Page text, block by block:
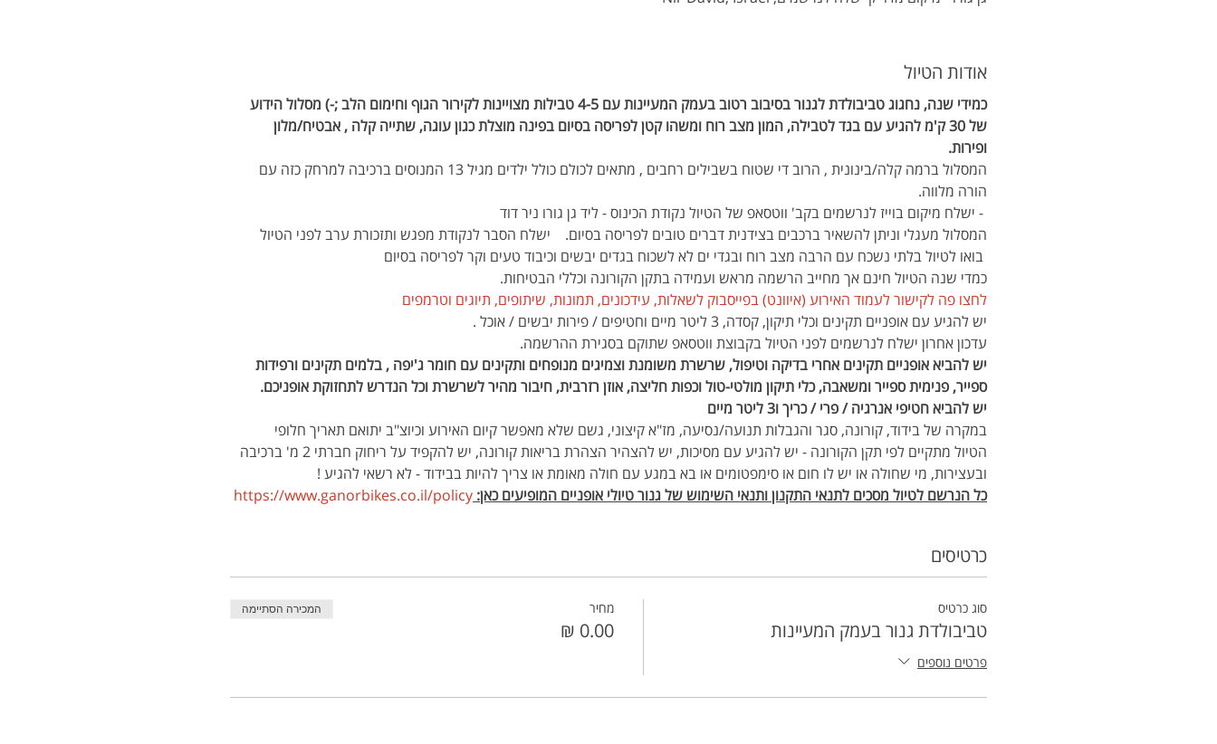
אודות הטיול
כמידי שנה, נחגוג טביבולדת לגנור בסיבוב רטוב בעמק המעיינות עם 4-5 טבילות מצויינות לקירור הגוף וחימום הלב ;-) מסלול הידוע
של 30 ק'מ להגיע עם בגד לטבילה, המון מצב רוח ומשהו קטן לפריסה בסיום בפינה מוצלת כגון עוגה, שתייה קלה , אבטיח/מלון
ופירות.
המסלול ברמה קלה/בינונית , הרוב די שטוח בשבילים רחבים , מתאים לכולם כולל ילדים מגיל 13 המנוסים ברכיבה למרחק כזה עם
הורה מלווה.
- ישלח מיקום בוייז לנרשמים בקב' ווטסאפ של הטיול נקודת הכינוס - ליד גן גורו ניר דוד
המסלול מעגלי וניתן להשאיר ברכבים בצידנית דברים טובים לפריסה בסיום.    ישלח הסבר לנקודת מפגש ותזכורת ערב לפני הטיול
בואו לטיול בלתי נשכח עם הרבה מצב רוח ובגדי ים לא לשכוח בגדים יבשים וכיבוד טעים וקר לפריסה בסיום
כמדי שנה הטיול חינם אך מחייב הרשמה מראש ועמידה בתקן הקורונה וכללי הבטיחות.
לחצו פה לקישור לעמוד האירוע (איוונט) בפייסבוק לשאלות, עידכונים, תמונות, שיתופים, תיוגים וטרמפים
יש להגיע עם אופניים תקינים וכלי תיקון, קסדה, 3 ליטר מיים וחטיפים / פירות יבשים / אוכל .
עדכון אחרון ישלח לנרשמים לפני הטיול בקבוצת ווטסאפ שתוקם בסגירת ההרשמה.
יש להביא אופניים תקינים אחרי בדיקה וטיפול, שרשרת משומנת וצמיגים מנופחים ותקינים עם חומר ג'יפה , בלמים תקינים ורפידות
ספייר, פנימית ספייר ומשאבה, כלי תיקון מולטי-טול וכפות חליצה, אוזן רזרבית, חיבור מהיר לשרשרת וכל הנדרש לתחזוקת אופניכם.
יש להביא חטיפי אנרגיה / פרי / כריך ו3 ליטר מיים
במקרה של בידוד, קורונה, סגר והגבלות תנועה/נסיעה, מז"א קיצוני, גשם שלא מאפשר קיום האירוע וכיוצ"ב יתואם תאריך חלופי
הטיול מתקיים לפי תקן הקורונה - יש להגיע עם מסיכות, יש להצהיר הצהרת בריאות קורונה, יש להקפיד על ריחוק חברתי 2 מ' ברכיבה
ובעצירות, מי שחולה או יש לו חום או סימפטומים או בא במגע עם חולה מאומת או צריך להיות בבידוד - לא רשאי להגיע !
כל הנרשם לטיול מסכים לתנאי התקנון ותנאי השימוש של גנור טיולי אופניים המופיעים כאן: https://www.ganorbikes.co.il/policy
כרטיסים
סוג כרטיס
טביבולדת גנור בעמק המעיינות
פרטים נוספים
מחיר המכירה הסתיימה